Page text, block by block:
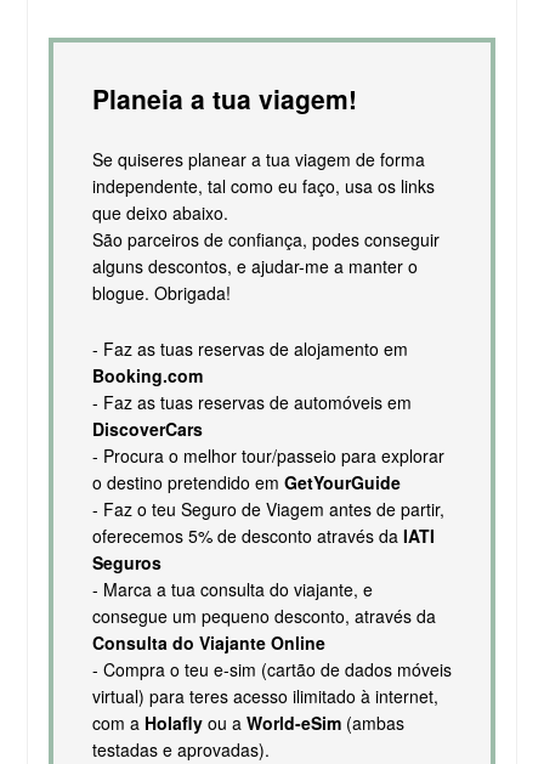
Planeia a tua viagem!
Se quiseres planear a tua viagem de forma
independente, tal como eu faço, usa os links
que deixo abaixo.
São parceiros de confiança, podes conseguir
alguns descontos, e ajudar-me a manter o
blogue. Obrigada!
- Faz as tuas reservas de alojamento em
Booking.com
- Faz as tuas reservas de automóveis em
DiscoverCars
- Procura o melhor tour/passeio para explorar
o destino pretendido em GetYourGuide
- Faz o teu Seguro de Viagem antes de partir,
oferecemos 5% de desconto através da IATI
Seguros
- Marca a tua consulta do viajante, e
consegue um pequeno desconto, através da
Consulta do Viajante Online
- Compra o teu e-sim (cartão de dados móveis
virtual) para teres acesso ilimitado à internet,
com a Holaflyou a World-eSim(ambas
testadas e aprovadas).